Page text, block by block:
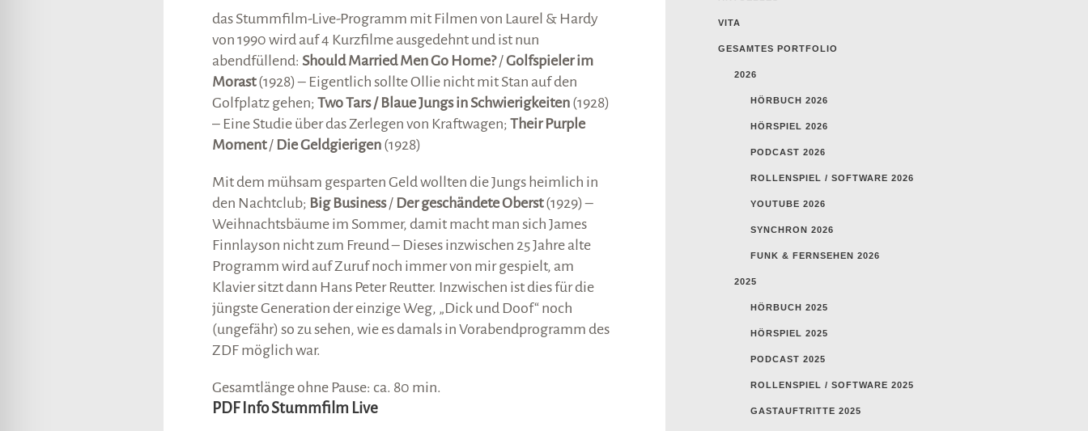
das Stummfilm-Live-Programm mit Filmen von Laurel & Hardy
von 1990 wird auf 4 Kurzfilme ausgedehnt und ist nun
abendfüllend: Should Married Men Go Home?/Golfspieler im
Morast(1928) – Eigentlich sollte Ollie nicht mit Stan auf den
Golfplatz gehen; Two Tars / Blaue Jungs in Schwierigkeiten (1928)
– Eine Studie über das Zerlegen von Kraftwagen; Their Purple
Moment/ Die Geldgierigen (1928)
Mit dem mühsam gesparten Geld wollten die Jungs heimlich in
den Nachtclub; Big Business/ Der geschändete Oberst(1929) –
Weihnachtsbäume im Sommer, damit macht man sich James
Finnlayson nicht zum Freund – Dieses inzwischen 25 Jahre alte
Programm wird auf Zuruf noch immer von mir gespielt, am
Klavier sitzt dann Hans Peter Reutter. Inzwischen ist dies für die
jüngste Generation der einzige Weg, „Dick und Doof“ noch
(ungefähr) so zu sehen, wie es damals in Vorabendprogramm des
ZDF möglich war.
Gesamtlänge ohne Pause: ca. 80 min.
PDF Info Stummfilm Live
VITA
GESAMTES PORTFOLIO
2026
HÖRBUCH 2026
HÖRSPIEL 2026
PODCAST 2026
ROLLENSPIEL / SOFTWARE 2026
YOUTUBE 2026
SYNCHRON 2026
FUNK & FERNSEHEN 2026
2025
HÖRBUCH 2025
HÖRSPIEL 2025
PODCAST 2025
ROLLENSPIEL / SOFTWARE 2025
GASTAUFTRITTE 2025